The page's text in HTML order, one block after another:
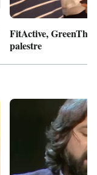
FitActive,
palestre